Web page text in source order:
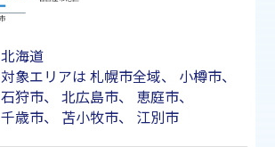
北海道
対象エリアは 札幌市全域、 小樽市、
石狩市、 北広島市、 恵庭市、
千歳市、 苫小牧市、 江別市